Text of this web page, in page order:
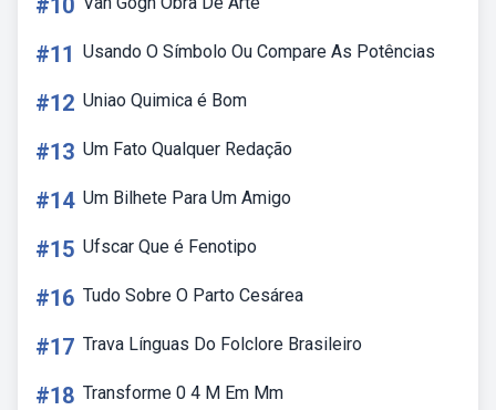
#10
#11 Usando O Símbolo Ou Compare As Potências
#12 Uniao Quimica é Bom
#13 Um Fato Qualquer Redação
#14 Um Bilhete Para Um Amigo
#15 Ufscar Que é Fenotipo
#16 Tudo Sobre O Parto Cesárea
#17 Trava Línguas Do Folclore Brasileiro
#18 Transforme 0 4 M Em Mm